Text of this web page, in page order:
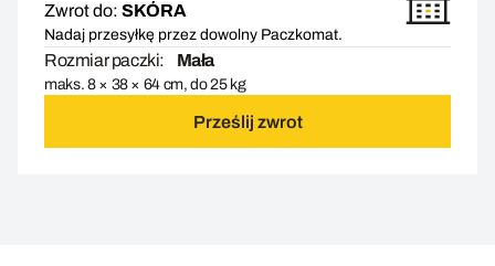
Zwrot do: SKÓRA
Nadaj przesyłkę przez dowolny Paczkomat.
Rozmiar paczki: Mała
maks. 8 × 38 × 64 cm, do 25 kg
Prześlij zwrot